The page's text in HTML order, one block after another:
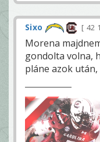
Sixo 42
Morena
gondolta volna,
pláne azok